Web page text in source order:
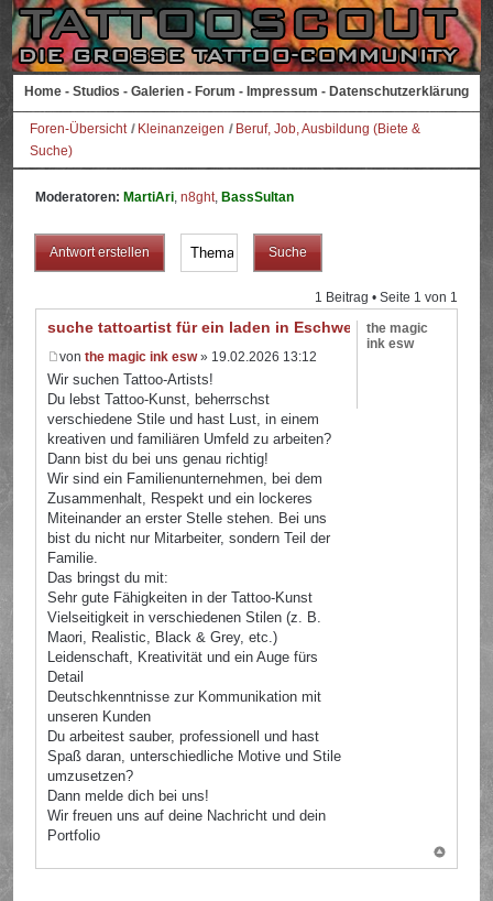
Home - Studios - Galerien - Forum - Impressum - Datenschutzerklärung
Foren-Übersicht Kleinanzeigen
Beruf, Job, Ausbildung (Biete &
Suche)
Moderatoren: MartiAri,n8ght, BassSultan
Antwort erstellen
1 Beitrag • Seite 1 von 1
suche tattoartist für ein laden in Eschwege
vonthe magic ink esw» 19.02.2026 13:12
Wir suchen Tattoo-Artists!
Du lebst Tattoo-Kunst, beherrschst
verschiedene Stile und hast Lust, in einem
kreativen und familiären Umfeld zu arbeiten?
Dann bist du bei uns genau richtig!
Wir sind ein Familienunternehmen, bei dem
Zusammenhalt, Respekt und ein lockeres
Miteinander an erster Stelle stehen. Bei uns
bist du nicht nur Mitarbeiter, sondern Teil der
Familie.
Das bringst du mit:
Sehr gute Fähigkeiten in der Tattoo-Kunst
Vielseitigkeit in verschiedenen Stilen (z. B.
Maori, Realistic, Black & Grey, etc.)
Leidenschaft, Kreativität und ein Auge fürs
Detail
Deutschkenntnisse zur Kommunikation mit
unseren Kunden
Du arbeitest sauber, professionell und hast
Spaß daran, unterschiedliche Motive und Stile
umzusetzen?
Dann melde dich bei uns!
Wir freuen uns auf deine Nachricht und dein
Portfolio
the magic
ink esw